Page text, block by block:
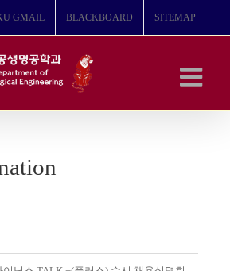
GMAIL BLACKBOARD SITEMAP